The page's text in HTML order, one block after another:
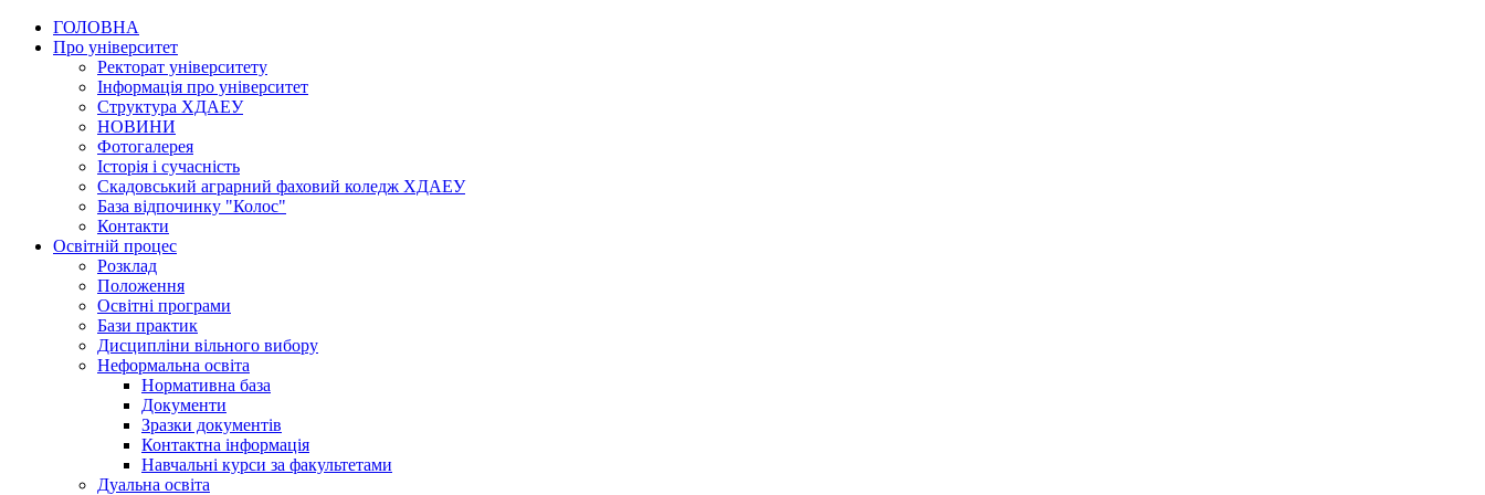
ГОЛОВНА
Про університет
Ректорат університету
Інформація про університет
Структура ХДАЕУ
НОВИНИ
Фотогалерея
Історія і сучасність
Скадовський аграрний фаховий коледж ХДАЕУ
База відпочинку "Колос"
Контакти
Освітній процес
Розклад
Положення
Освітні програми
Бази практик
Дисципліни вільного вибору
Неформальна освіта
Нормативна база
Документи
Зразки документів
Контактна інформація
Навчальні курси за факультетами
Дуальна освіта